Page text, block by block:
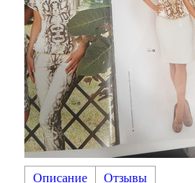
Описание Отзывы